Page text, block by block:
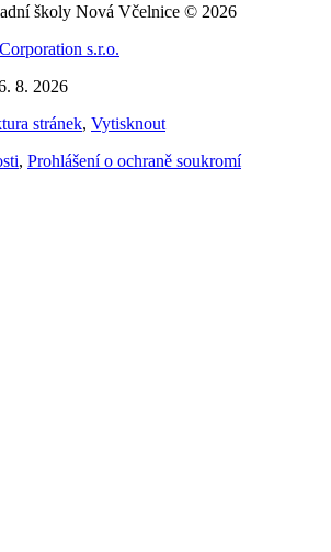
školy Nová Včelnice © 2026
s.r.o.
8. 2026
stránek, Vytisknout
, Prohlášení o ochraně soukromí